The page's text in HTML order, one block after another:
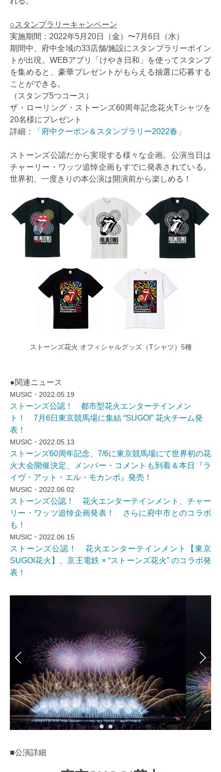
○スタンプラリーキャンペーン
実施期間：2022年5月20日（金）〜7月6日（水）
期間中、府中全域の33店舗/施設にスタンプラリーポイン
トが出現。WEBアプリ「けやき日和」を使ってスタンプ
を集めると、豪華プレゼントがもらえる抽選に応募する
ことができる。
（スタンプ5つコース）
ザ・ローリング・ストーンズ60周年記念花火Tシャツを
20名様にプレゼント
詳細：
「府中クーポン＆スタンプラリー2022春」
ストーンズ公認だから実現する様々な企画。公演当日は
チャーリー・ワッツ追悼企画もすでに発表されている。
世界初、一度きりの本公演は開演前から楽しめる！
ストーンズ花火 オフィシャルグッズ（Tシャツ）5種
●関連ニュース
MUSIC・2022.05.19
ストーンズ公認！ 都市型花火エンターテインメン
ト！ 7月6日東京競馬場に集結 “SUGOI” 花火チーム発
表！
MUSIC・2022.05.13
ストーンズ60周年記念、7/6に東京競馬場にて世界初の花
火大会開催決定、メンバー・コメントも到着＆本日『ラ
イヴ・アット・エル・モカンボ』発売！
MUSIC・2022.06.02
ストーンズ公認！ 花火エンターテインメント、チャー
リー・ワッツ追悼企画発表！ さらに府中市とのコラボ
も！
MUSIC・2022.06.15
ストーンズ公認！ 花火エンターテインメント【東京
SUGOI花火】、京王電鉄 × “ストーンズ花火” のコラボ発
表！
■公演詳細